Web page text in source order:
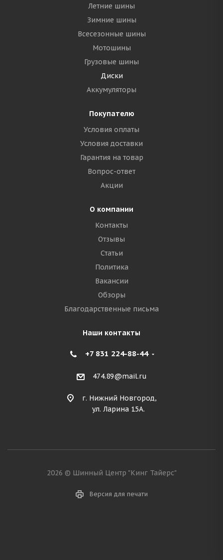
Летние шины
Зимние шины
Всесезонные шины
Мотошины
Грузовые шины
Диски
Аккумуляторы
Покупателю
Условия оплаты
Условия доставки
Гарантия на товар
Вопрос-ответ
Акции
О компании
Контакты
Отзывы
Статьи
Политика
Вакансии
Обзоры
Благодарственные письма
Наши контакты
+7 831 224-88-44
474.89@mail.ru
г. Нижний Новгород,
ул. Ларина 15А.
2026 © Шинный Центр "Кинг Тайерс"
Версия для печати